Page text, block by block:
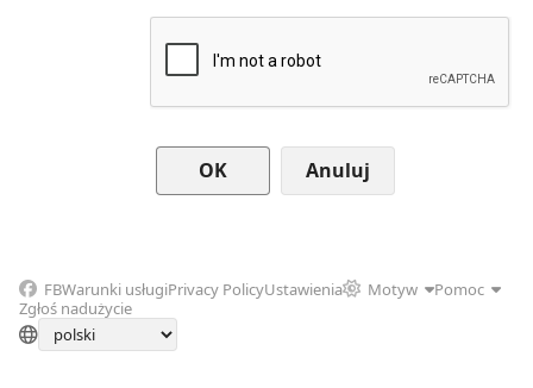
Anuluj
FBWarunki usługiPrivacy PolicyUstawienia Motyw
Pomoc
Zgłoś nadużycie